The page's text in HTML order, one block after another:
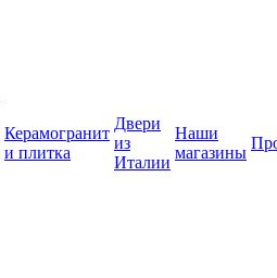
Керамогранит
и плитка
Двери
из
Италии
Наши
магазины